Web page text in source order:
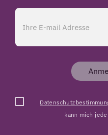
kann mich